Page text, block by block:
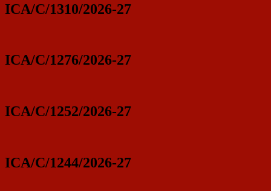
ICA/C/1310/2026-27
ICA/C/1276/2026-27
ICA/C/1252/2026-27
ICA/C/1244/2026-27